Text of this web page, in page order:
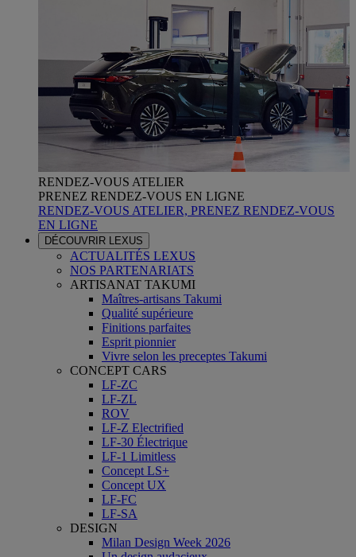
RENDEZ-VOUS ATELIER
PRENEZ RENDEZ-VOUS EN LIGNE
RENDEZ-VOUS ATELIER, PRENEZ RENDEZ-VOUS
EN LIGNE
DÉCOUVRIR LEXUS
ACTUALITÉS LEXUS
NOS PARTENARIATS
ARTISANAT TAKUMI
Maîtres-artisans Takumi
Qualité supérieure
Finitions parfaites
Esprit pionnier
Vivre selon les preceptes Takumi
CONCEPT CARS
LF-ZC
LF-ZL
ROV
LF-Z Electrified
LF-30 Électrique
LF-1 Limitless
Concept LS+
Concept UX
LF-FC
LF-SA
DESIGN
Milan Design Week 2026